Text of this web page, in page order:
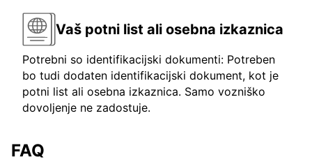
Vaš potni list ali osebna izkaznica
Potrebni so identifikacijski dokumenti: Potreben
bo tudi dodaten identifikacijski dokument, kot je
potni list ali osebna izkaznica. Samo vozniško
dovoljenje ne zadostuje.
FAQ